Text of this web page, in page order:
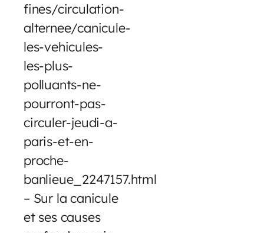
fines/circulation-
alternee/canicule-
les-vehicules-
les-plus-
polluants-ne-
pourront-pas-
circuler-jeudi-a-
paris-et-en-
proche-
banlieue_2247157.html
– Sur la canicule
et ses causes